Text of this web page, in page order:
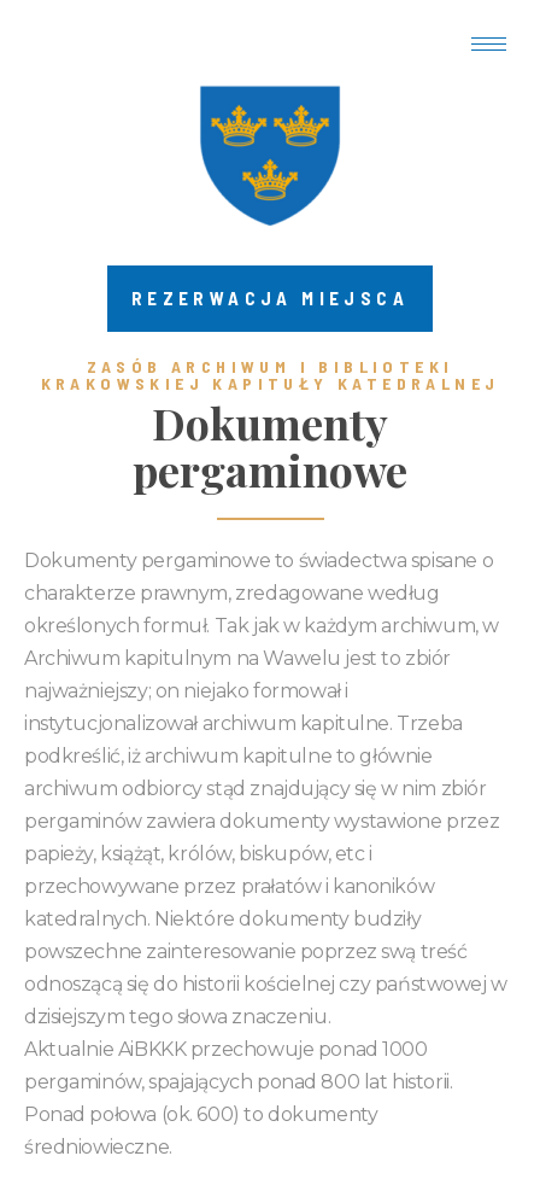
REZERWACJA MIEJSCA
ZASÓB ARCHIWUM I BIBLIOTEKI
KRAKOWSKIEJ KAPITUŁY KATEDRALNEJ ​
Dokumenty
pergaminowe
Dokumenty pergaminowe to świadectwa spisane o
charakterze prawnym, zredagowane według
określonych formuł. Tak jak w każdym archiwum, w
Archiwum kapitulnym na Wawelu jest to zbiór
najważniejszy; on niejako formował i
instytucjonalizował archiwum kapitulne. Trzeba
podkreślić, iż archiwum kapitulne to głównie
archiwum odbiorcy stąd znajdujący się w nim zbiór
pergaminów zawiera dokumenty wystawione przez
papieży, książąt, królów, biskupów, etc i
przechowywane przez prałatów i kanoników
katedralnych. Niektóre dokumenty budziły
powszechne zainteresowanie poprzez swą treść
odnoszącą się do historii kościelnej czy państwowej w
dzisiejszym tego słowa znaczeniu.
Aktualnie AiBKKK przechowuje ponad 1000
pergaminów, spajających ponad 800 lat historii.
Ponad połowa (ok. 600) to dokumenty
średniowieczne.